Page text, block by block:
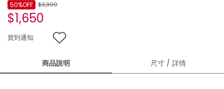
$3,300
$1,650
50%OFF
貨到通知
商品說明 尺寸 / 詳情